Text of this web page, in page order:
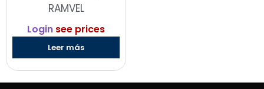
RAMVEL
Login see prices
Leer más